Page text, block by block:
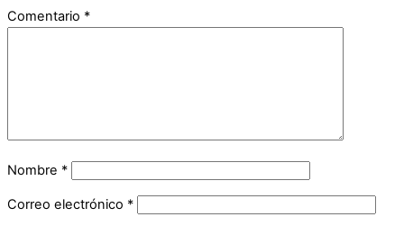
Comentario *
Nombre *
Correo electrónico *